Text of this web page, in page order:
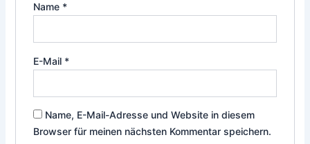
Name *
E-Mail *
Name, E-Mail-Adresse und Website in diesem
Browser für meinen nächsten Kommentar speichern.